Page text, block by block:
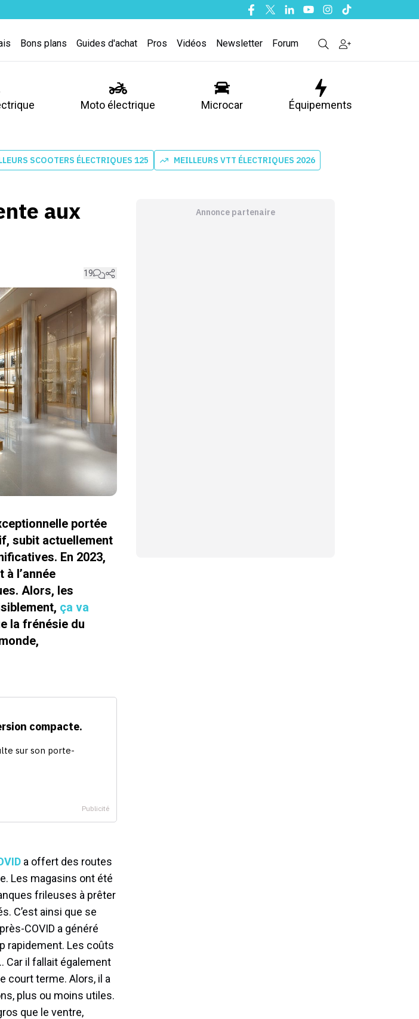
Facebook
TwitterLinkedinYoutubeInstagram
Tiktok
Bons plans Guides d'achat Pros Vidéos Newsletter Forum
Moto électrique Microcar Équipements
SCOOTERS ÉLECTRIQUES 125 MEILLEURS VTT ÉLECTRIQUES 2026
aux
19
portée
subit actuellement
En 2023,
l’année
Alors, les
ça va
la frénésie du
a offert des routes
Les magasins ont été
frileuses à prêter
C’est ainsi que se
COVID a généré
rapidement. Les coûts
Car il fallait également
court terme. Alors, il a
plus ou moins utiles.
que le ventre,
Annonce partenaire